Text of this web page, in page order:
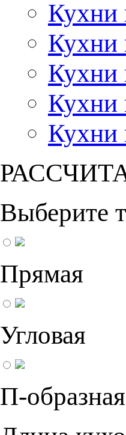
Кухни
Кухни
Кухни
Кухни
Кухни
Выберите
Прямая
Угловая
П-образная